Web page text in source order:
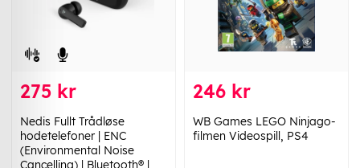
275 kr
Nedis Fullt Trådløse
hodetelefoner | ENC
(Environmental Noise
Cancelling) | Bluetooth® |
246 kr
WB Games LEGO Ninjago-
filmen Videospill, PS4